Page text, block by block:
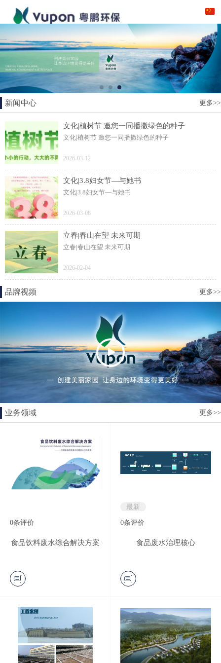
新闻中心 更多>>
文化|植树节 邀您一同播撒绿色的种子
文化|植树节 邀您一同播撒绿色的种子
2026-03-12
文化|3.8妇女节—与她书
文化|3.8妇女节—与她书
2026-03-08
立春|春山在望 未来可期
立春|春山在望 未来可期
2026-02-04
品牌视频 更多>>
业务领域 更多>>
0条评价
食品饮料废水综合解决方案
最新
0条评价
食品废水治理核心